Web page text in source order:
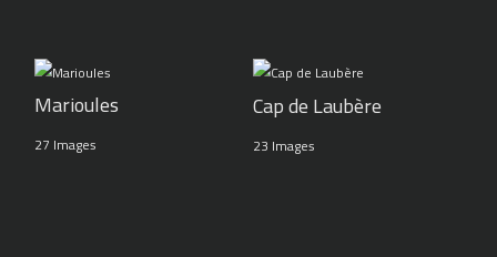
Marioules
27 Images
Cap de Laubère
23 Images